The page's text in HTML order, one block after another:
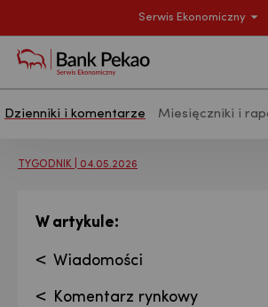
Serwis Ekonomiczny
Dzienniki i komentarze Miesięczniki i
Analizy
TYGODNIK | 04.05.2026
W artykule:
Wiadomości
Komentarz rynkowy